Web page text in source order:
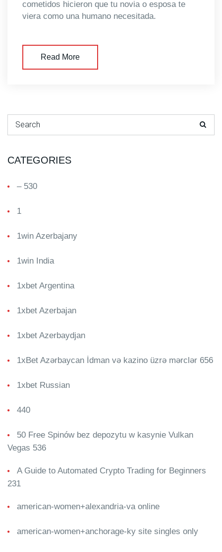
cometidos hicieron que tu novia o esposa te
viera como una humano necesitada.
Read More
Search for:
CATEGORIES
– 530
1
1win Azerbajany
1win India
1xbet Argentina
1xbet Azerbajan
1xbet Azerbaydjan
1xBet Azərbaycan İdman və kazino üzrə mərclər 656
1xbet Russian
440
50 Free Spinów bez depozytu w kasynie Vulkan
Vegas 536
A Guide to Automated Crypto Trading for Beginners
231
american-women+alexandria-va online
american-women+anchorage-ky site singles only